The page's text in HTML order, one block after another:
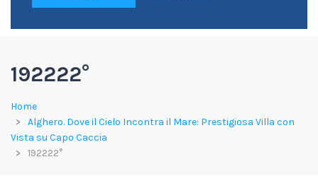
192222°
Home
Alghero. Dove il Cielo Incontra il Mare: Prestigiosa Villa con
Vista su Capo Caccia
192222°